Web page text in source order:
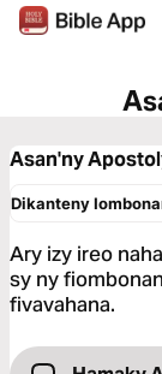
Asan'ny
Dikanteny
Ary izy ireo
sy ny
fivavahana.